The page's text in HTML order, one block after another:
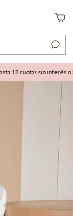
12 cuotas sin interés o